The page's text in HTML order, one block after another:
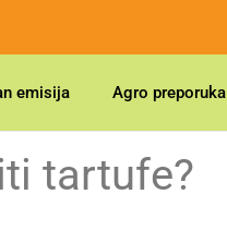
emisija Agro preporuka
tartufe?